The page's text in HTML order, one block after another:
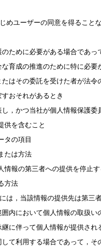
めユーザーの同意を得るこ
ために必要がある場合であ
育成の推進のために特に必
はその委託を受けた者が法
おそれがあるとき
，かつ当社が個人情報保護委
供を含むこと
タの項目
たは方法
情報の第三者への提供を停止す
方法
は，当該情報の提供先は第三
内において個人情報の取扱
に伴って個人情報が提供され
て利用する場合であって，